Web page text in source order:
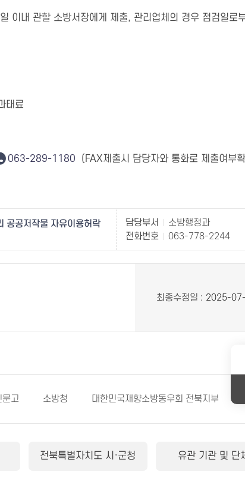
이내 관할 소방서장에게 제출, 관리업체의 경우 점검일로
태료
063-289-1180 (FAX제출시 담당자와 통화로 제출여부
공공저작물 자유이용허락
담당부서
소방행정과
전화번호
063-778-2244
최종수정일 : 2025-
문고 소방청 대한민국재향소방동우회 전북지부
전북특별자치도 시·군청 유관 기관 및 단